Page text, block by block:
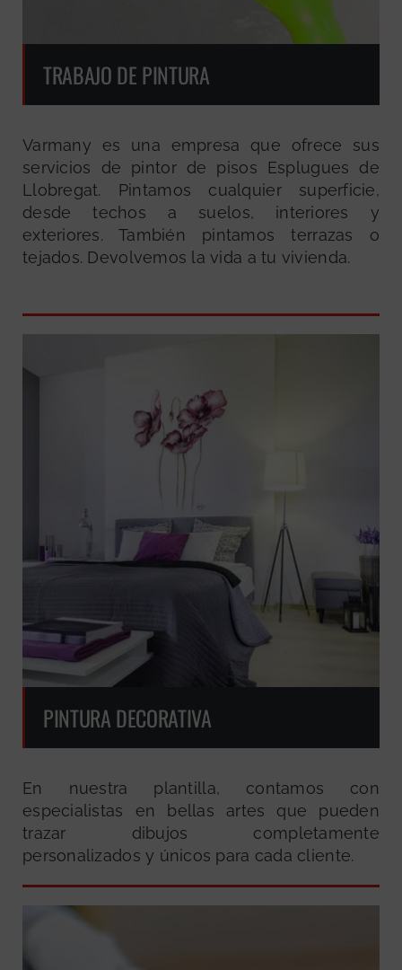
TRABAJO DE PINTURA
Varmany es una empresa que ofrece sus
servicios de pintor de pisos Esplugues de
Llobregat. Pintamos cualquier superficie,
desde techos a suelos, interiores y
exteriores. También pintamos terrazas o
tejados. Devolvemos la vida a tu vivienda.
PINTURA DECORATIVA
En nuestra plantilla, contamos con
especialistas en bellas artes que pueden
trazar dibujos completamente
personalizados y únicos para cada cliente.